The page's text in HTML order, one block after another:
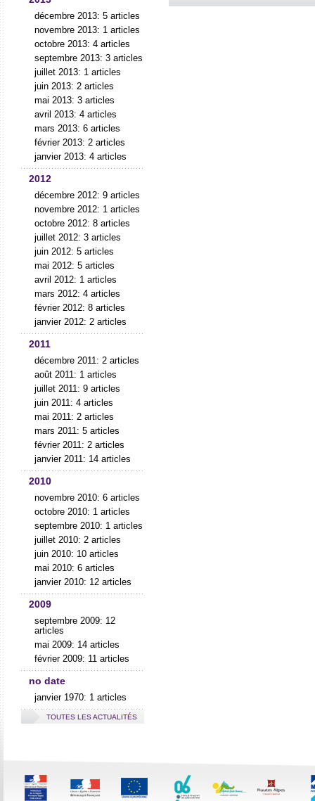
décembre 2013: 5 articles
novembre 2013: 1 articles
octobre 2013: 4 articles
septembre 2013: 3 articles
juillet 2013: 1 articles
juin 2013: 2 articles
mai 2013: 3 articles
avril 2013: 4 articles
mars 2013: 6 articles
février 2013: 2 articles
janvier 2013: 4 articles
2012
décembre 2012: 9 articles
novembre 2012: 1 articles
octobre 2012: 8 articles
juillet 2012: 3 articles
juin 2012: 5 articles
mai 2012: 5 articles
avril 2012: 1 articles
mars 2012: 4 articles
février 2012: 8 articles
janvier 2012: 2 articles
2011
décembre 2011: 2 articles
août 2011: 1 articles
juillet 2011: 9 articles
juin 2011: 4 articles
mai 2011: 2 articles
mars 2011: 5 articles
février 2011: 2 articles
janvier 2011: 14 articles
2010
novembre 2010: 6 articles
octobre 2010: 1 articles
septembre 2010: 1 articles
juillet 2010: 2 articles
juin 2010: 10 articles
mai 2010: 6 articles
janvier 2010: 12 articles
2009
septembre 2009: 12
articles
mai 2009: 14 articles
février 2009: 11 articles
no date
janvier 1970: 1 articles
TOUTES LES ACTUALITÉS